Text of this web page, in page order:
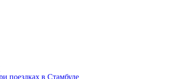
поездках в Стамбуле